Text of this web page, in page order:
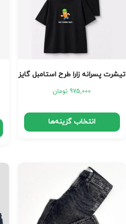
تیشرت پسرانه زارا طرح استامبل گایز
975,000 تومان
انتخاب گزینه‌ها